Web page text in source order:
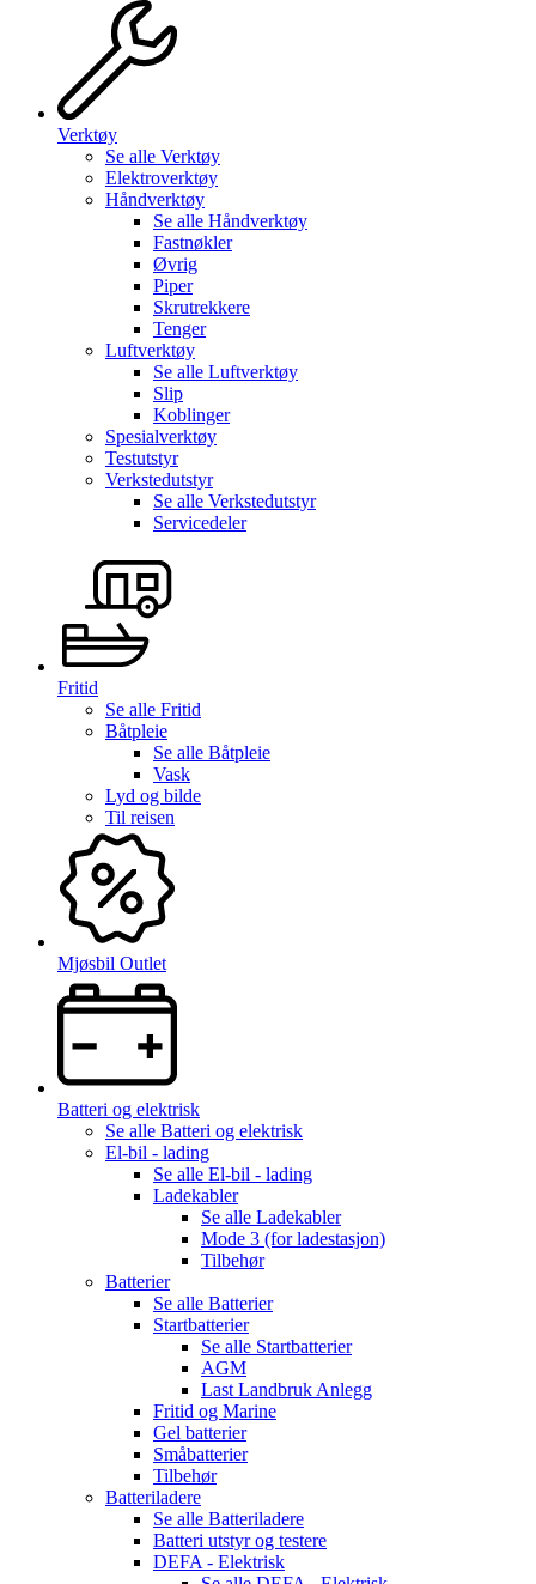
Verktøy
Se alle Verktøy
Elektroverktøy
Håndverktøy
Se alle Håndverktøy
Fastnøkler
Øvrig
Piper
Skrutrekkere
Tenger
Luftverktøy
Se alle Luftverktøy
Slip
Koblinger
Spesialverktøy
Testutstyr
Verkstedutstyr
Se alle Verkstedutstyr
Servicedeler
Fritid
Se alle Fritid
Båtpleie
Se alle Båtpleie
Vask
Lyd og bilde
Til reisen
Mjøsbil Outlet
Batteri og elektrisk
Se alle Batteri og elektrisk
El-bil - lading
Se alle El-bil - lading
Ladekabler
Se alle Ladekabler
Mode 3 (for ladestasjon)
Tilbehør
Batterier
Se alle Batterier
Startbatterier
Se alle Startbatterier
AGM
Last Landbruk Anlegg
Fritid og Marine
Gel batterier
Småbatterier
Tilbehør
Batteriladere
Se alle Batteriladere
Batteri utstyr og testere
DEFA - Elektrisk